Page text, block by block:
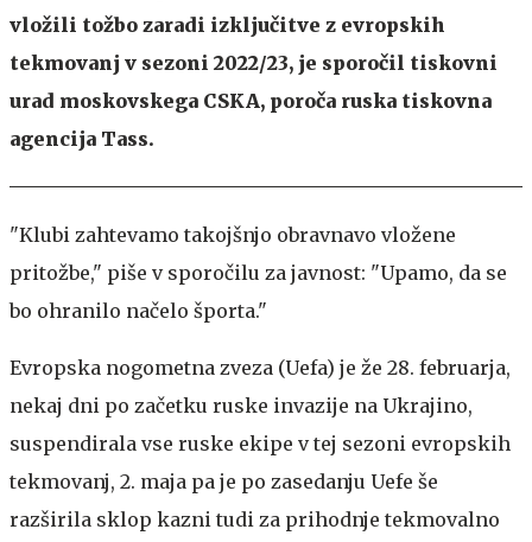
vložili tožbo zaradi izključitve z evropskih
tekmovanj v sezoni 2022/23, je sporočil tiskovni
urad moskovskega CSKA, poroča ruska tiskovna
agencija Tass.
"Klubi zahtevamo takojšnjo obravnavo vložene
pritožbe," piše v sporočilu za javnost: "Upamo, da se
bo ohranilo načelo športa."
Evropska nogometna zveza (Uefa) je že 28. februarja,
nekaj dni po začetku ruske invazije na Ukrajino,
suspendirala vse ruske ekipe v tej sezoni evropskih
tekmovanj, 2. maja pa je po zasedanju Uefe še
razširila sklop kazni tudi za prihodnje tekmovalno